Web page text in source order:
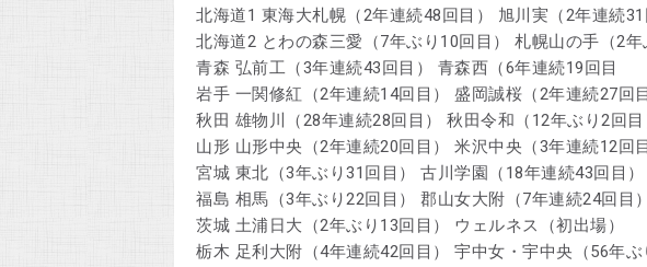
北海道1 東海大札幌（2年連続48回目） 旭川実（2年連続31
北海道2 とわの森三愛（7年ぶり10回目） 札幌山の手（2年
青森 弘前工（3年連続43回目） 青森西（6年連続19回目
岩手 一関修紅（2年連続14回目） 盛岡誠桜（2年連続27回目
秋田 雄物川（28年連続28回目） 秋田令和（12年ぶり2回目
山形 山形中央（2年連続20回目） 米沢中央（3年連続12回目
宮城 東北（3年ぶり31回目） 古川学園（18年連続43回目）
福島 相馬（3年ぶり22回目） 郡山女大附（7年連続24回目）
茨城 土浦日大（2年ぶり13回目） ウェルネス（初出場）
栃木 足利大附（4年連続42回目） 宇中女・宇中央（56年ぶ